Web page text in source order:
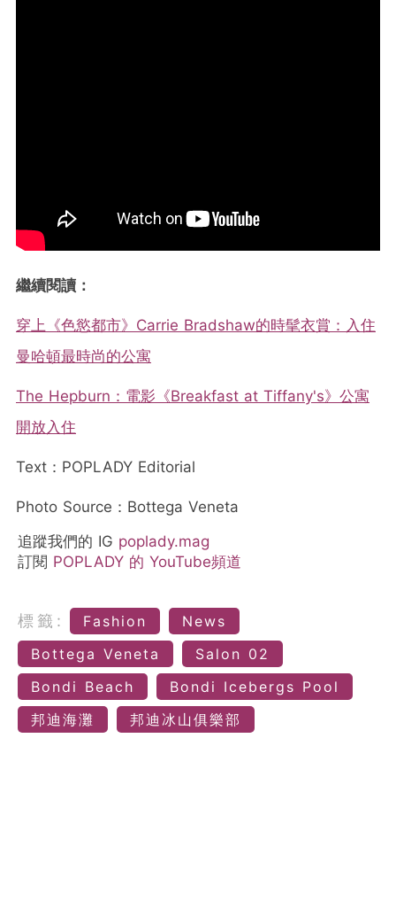
繼續閱讀：
穿上《色慾都市》Carrie Bradshaw的時髦衣賞：入住
曼哈頓最時尚的公寓
The Hepburn：電影《Breakfast at Tiffany's》公寓
開放入住
Text：POPLADY Editorial
Photo Source：Bottega Veneta
追蹤我們的 IG poplady.mag
訂閱 POPLADY 的 YouTube頻道
標籤: Fashion
News
Bottega Veneta
Salon 02
Bondi Beach
Bondi Icebergs Pool
邦迪海灘
邦迪冰山俱樂部